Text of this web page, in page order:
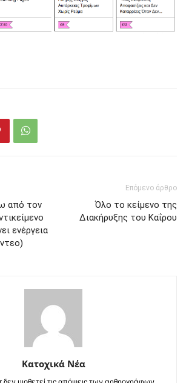
από τον
ενέργεια
Επόμενο άρθρο
Όλο το κείμενο της
Διακήρυξης του Καΐρου
Κατοχικά Νέα